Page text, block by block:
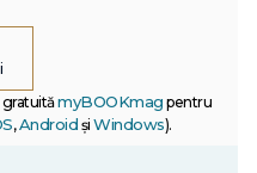
gratuitămyBOOKmag pentru
,Android și Windows).